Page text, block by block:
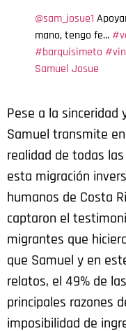
@sam_josue1
mano, tengo fe...
#barquisimeto
Samuel Josue
Pese a la sinceridad
Samuel transmite
realidad de todas
esta migración
humanos de Costa
captaron el
migrantes que
que Samuel y en
relatos, el 49% de
principales razones
imposibilidad de